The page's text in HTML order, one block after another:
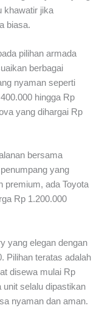
khawatir jika
biasa.
pilihan armada
berbagai
nyaman seperti
hingga Rp
yang dihargai Rp
bersama
yang
premium, ada Toyota
Rp 1.200.000
yang elegan dengan
Pilihan teratas adalah
disewa mulai Rp
unit selalu dipastikan
nyaman dan aman.